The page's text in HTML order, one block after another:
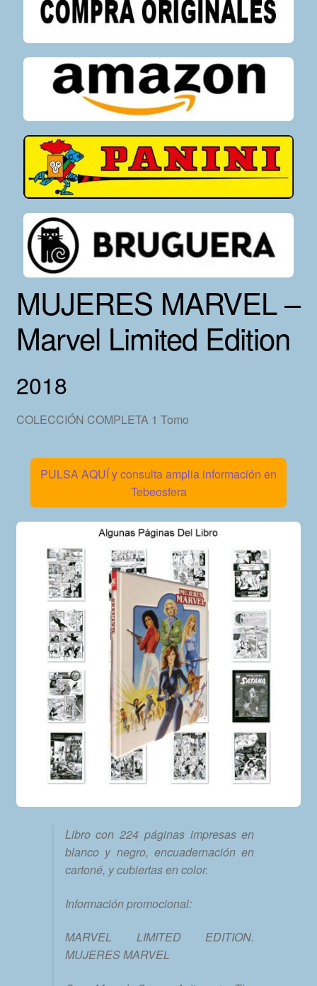
MUJERES MARVEL –
Marvel Limited Edition
2018
COLECCIÓN COMPLETA 1 Tomo
PULSA AQUÍ y consulta amplia información en
Tebeosfera
Libro con 224 páginas impresas en
blanco y negro, encuadernación en
cartoné, y cubiertas en color.
Información promocional:
MARVEL LIMITED EDITION.
MUJERES MARVEL